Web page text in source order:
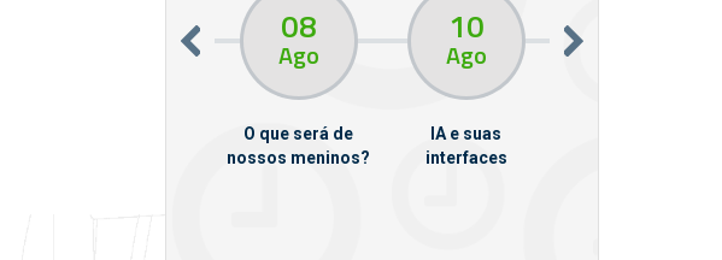
08
Ago
O que será de
nossos meninos?
10
Ago
IA e suas
interfaces